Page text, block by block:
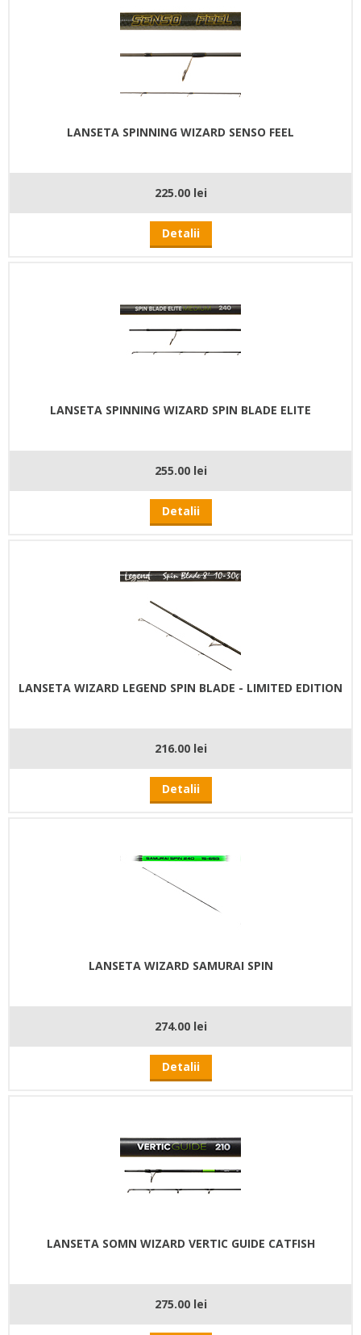
LANSETA SPINNING WIZARD SENSO FEEL
225.00 lei
Detalii
LANSETA SPINNING WIZARD SPIN BLADE ELITE
255.00 lei
Detalii
LANSETA WIZARD LEGEND SPIN BLADE - LIMITED EDITION
216.00 lei
Detalii
LANSETA WIZARD SAMURAI SPIN
274.00 lei
Detalii
LANSETA SOMN WIZARD VERTIC GUIDE CATFISH
275.00 lei